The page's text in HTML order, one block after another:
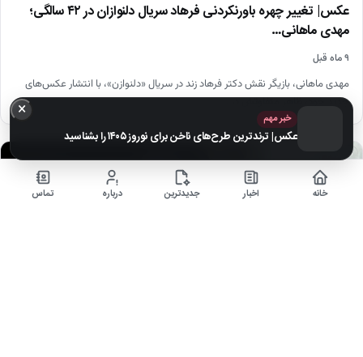
عکس| تغییر چهره باورنکردنی فرهاد سریال دلنوازان در ۴۲ سالگی؛
مهدی ماهانی…
۹ ماه قبل
مهدی ماهانی، بازیگر نقش دکتر فرهاد زند در سریال «دلنوازن»، با انتشار عکس‌های
جدید خود، ظاهر متفاوتش در…
اخبار
× خبر مهم
عکس| ترندترین طرح‌های ناخن برای نوروز ۱۴۰۵ را بشناسید
خانه اخبار جدیدترین درباره تماس